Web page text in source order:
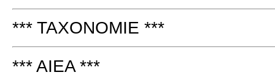
*** TAXONOMIE ***
*** AIEA ***